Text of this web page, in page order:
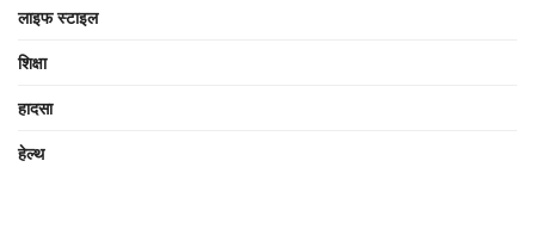
लाइफ स्टाइल
शिक्षा
हादसा
हेल्थ